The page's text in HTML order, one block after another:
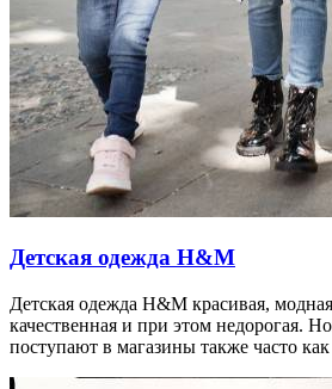
Детская одежда H&M
Детская одежда H&M красивая,
качественная и при этом недорогая.
поступают в магазины также часто